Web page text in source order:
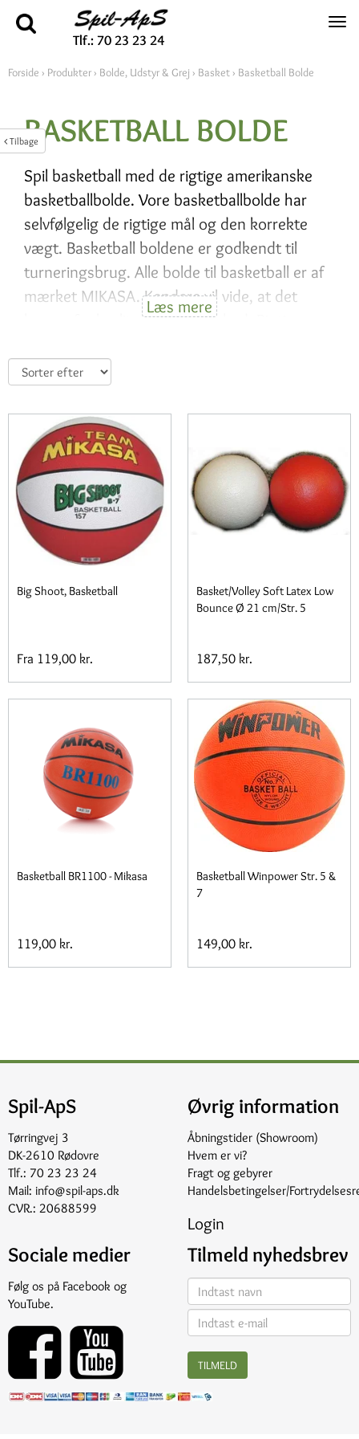
Tlf.: 70 23 23 24
Tilbage
Forside › Produkter› Bolde, Udstyr & Grej › Basket› Basketball Bolde
BASKETBALL BOLDE
Spil basketball med de rigtige amerikanske
basketballbolde. Vore basketballbolde har
selvfølgelig de rigtige mål og den korrekte
vægt. Basketball boldene er godkendt til
turneringsbrug. Alle bolde til basketball er af
mærket MIKASA. Kendere vil vide, at det
borger for kvalitet og holdbarhed. Rigtige
den hos Spil-ApS!!!
Læs mere
Big Shoot, Basketball
Fra 119,00 kr.
Basket/Volley Soft Latex Low
Bounce Ø 21 cm/Str. 5
187,50 kr.
Basketball BR1100 - Mikasa
119,00 kr.
Basketball Winpower Str. 5 &
7
149,00 kr.
Spil-ApS
Tørringvej 3
DK-2610 Rødovre
Tlf.: 70 23 23 24
Mail: info@spil-aps.dk
CVR.: 20688599
Øvrig information
Åbningstider (Showroom)
Hvem er vi?
Fragt og gebyrer
Handelsbetingelser/
Login
Sociale medier
Følg os på Facebook og
YouTube.
Tilmeld nyhedsbrev
TILMELD